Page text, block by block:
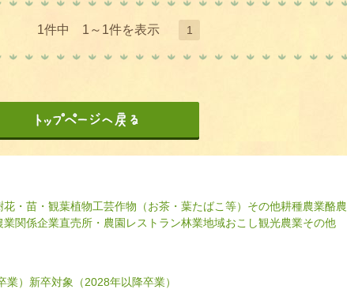
1件中 1～1件を表示 1
花・苗・観葉植物工芸作物（お茶・葉たばこ等） その他耕種農業酪農
業関係企業直売所・農園レストラン林業地域おこし観光農業その他
） 新卒対象（2028年以降卒業）